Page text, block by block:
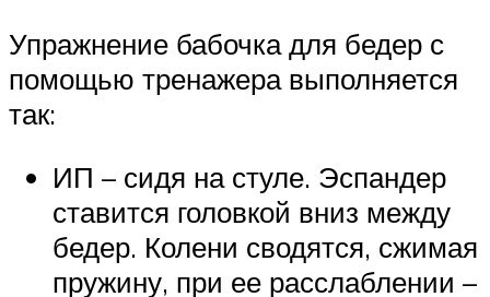
Упражнение бабочка для бедер с
помощью тренажера выполняется
так:
ИП – сидя на стуле. Эспандер
ставится головкой вниз между
бедер. Колени сводятся, сжимая
пружину, при ее расслаблении –